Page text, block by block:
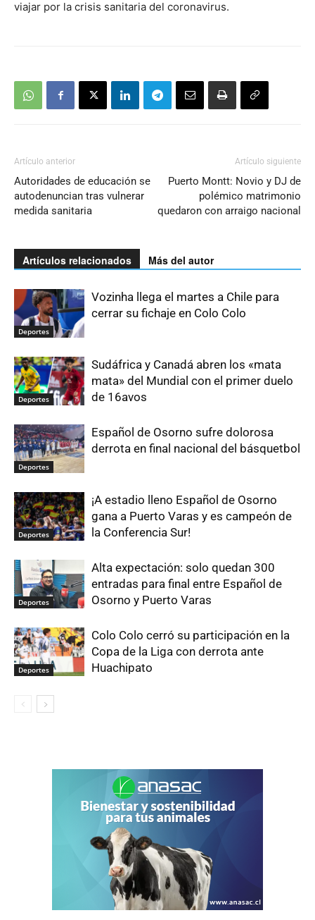
viajar por la crisis sanitaria del coronavirus.
Artículo anterior
Autoridades de educación se
autodenuncian tras vulnerar
medida sanitaria
Artículo siguiente
Puerto Montt: Novio y DJ de
polémico matrimonio
quedaron con arraigo nacional
Artículos relacionados Más del autor
Deportes
Vozinha llega el martes a Chile para
cerrar su fichaje en Colo Colo
Deportes
Sudáfrica y Canadá abren los «mata
mata» del Mundial con el primer duelo
de 16avos
Deportes
Español de Osorno sufre dolorosa
derrota en final nacional del básquetbol
Deportes
¡A estadio lleno Español de Osorno
gana a Puerto Varas y es campeón de
la Conferencia Sur!
Deportes
Alta expectación: solo quedan 300
entradas para final entre Español de
Osorno y Puerto Varas
Deportes
Colo Colo cerró su participación en la
Copa de la Liga con derrota ante
Huachipato